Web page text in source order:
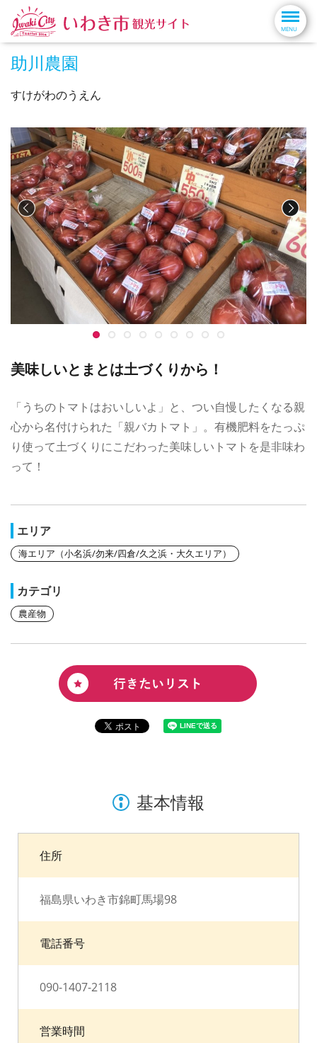
助川農園
すけがわのうえん
美味しいとまとは土づくりから！
「うちのトマトはおいしいよ」と、つい自慢したくなる親
心から名付けられた「親バカトマト」。有機肥料をたっぷ
り使って土づくりにこだわった美味しいトマトを是非味わ
って！
エリア
海エリア（小名浜/勿来/四倉/久之浜・大久エリア）
カテゴリ
農産物
基本情報
住所
福島県いわき市錦町馬場98
電話番号
090-1407-2118
営業時間